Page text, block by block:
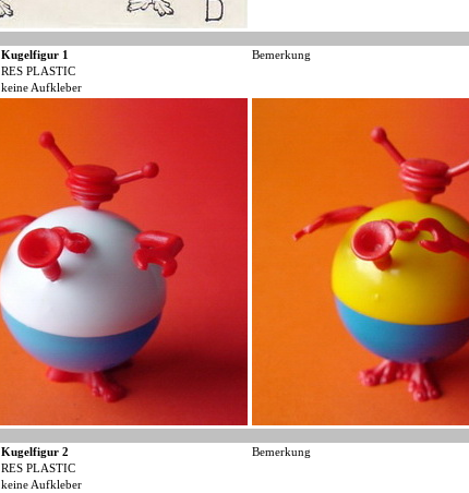
Kugelfigur 1
Bemerkung
RES PLASTIC
keine Aufkleber
Kugelfigur 2
Bemerkung
RES PLASTIC
keine Aufkleber